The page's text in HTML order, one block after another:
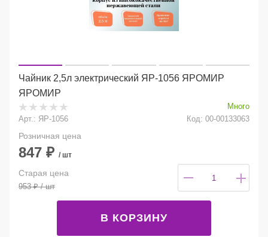
Чайник 2,5л электрический ЯР-1056 ЯРОМИР
ЯРОМИР
Много
Арт.: ЯР-1056
Код: 00-00133063
Розничная цена
847 ₽ / шт
Старая цена
953₽/ шт
В КОРЗИНУ